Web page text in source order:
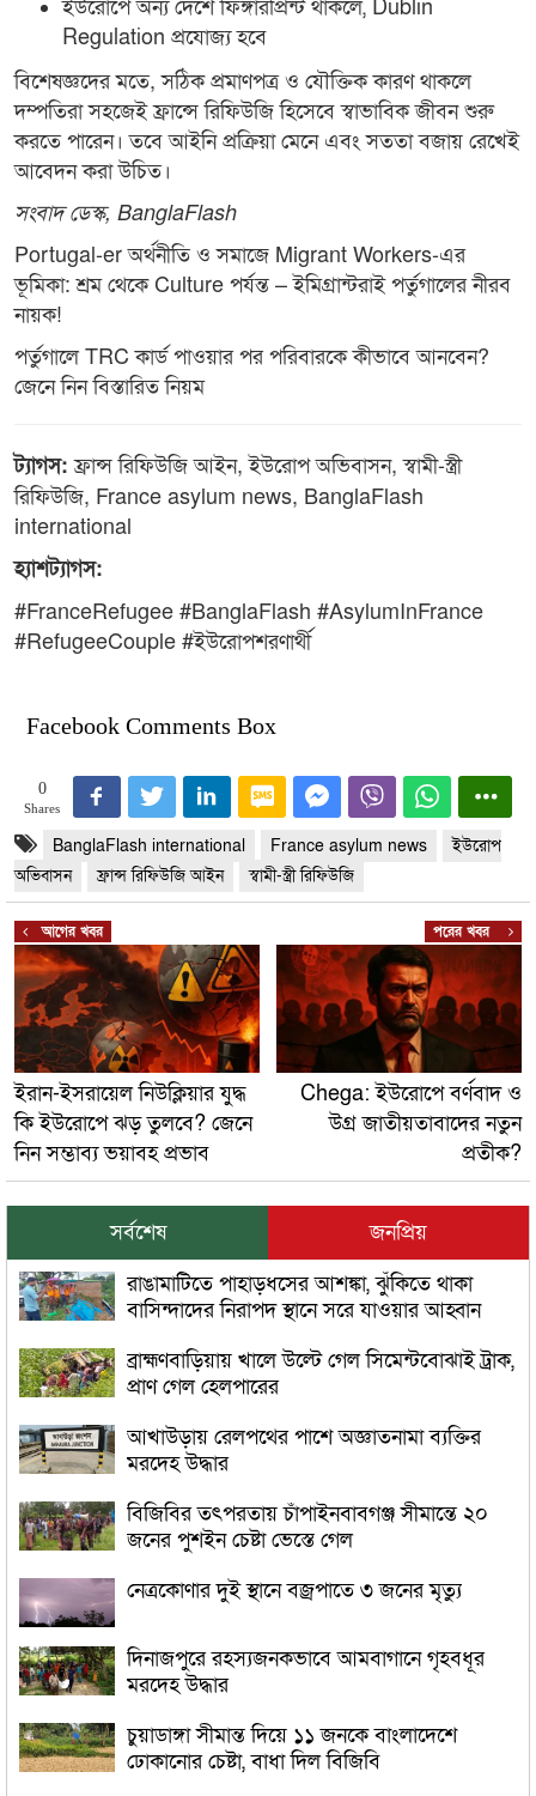
ইউরোপে অন্য দেশে ফিঙ্গারপ্রিন্ট থাকলে, Dublin
Regulation প্রযোজ্য হবে
বিশেষজ্ঞদের মতে, সঠিক প্রমাণপত্র ও যৌক্তিক কারণ থাকলে
দম্পতিরা সহজেই ফ্রান্সে রিফিউজি হিসেবে স্বাভাবিক জীবন শুরু
করতে পারেন। তবে আইনি প্রক্রিয়া মেনে এবং সততা বজায় রেখেই
আবেদন করা উচিত।
সংবাদ ডেস্ক, BanglaFlash
Portugal-er অর্থনীতি ও সমাজে Migrant Workers-এর
ভূমিকা: শ্রম থেকে Culture পর্যন্ত – ইমিগ্রান্টরাই পর্তুগালের নীরব
নায়ক!
পর্তুগালে TRC কার্ড পাওয়ার পর পরিবারকে কীভাবে আনবেন?
জেনে নিন বিস্তারিত নিয়ম
ট্যাগস:ফ্রান্স রিফিউজি আইন, ইউরোপ অভিবাসন, স্বামী-স্ত্রী
রিফিউজি, France asylum news, BanglaFlash
international
হ্যাশট্যাগস:
#FranceRefugee #BanglaFlash #AsylumInFrance
#RefugeeCouple #ইউরোপশরণার্থী
Facebook Comments Box
0
Shares
BanglaFlash international France asylum news
ইউরোপ
অভিবাসন
ফ্রান্স রিফিউজি আইন স্বামী-স্ত্রী রিফিউজি
আগের খবর
ইরান-ইসরায়েল নিউক্লিয়ার যুদ্ধ
কি ইউরোপে ঝড় তুলবে? জেনে
নিন সম্ভাব্য ভয়াবহ প্রভাব
পরের খবর
Chega: ইউরোপে বর্ণবাদ ও
উগ্র জাতীয়তাবাদের নতুন
প্রতীক?
সর্বশেষ
জনপ্রিয়
রাঙামাটিতে পাহাড়ধসের আশঙ্কা, ঝুঁকিতে থাকা
বাসিন্দাদের নিরাপদ স্থানে সরে যাওয়ার আহ্বান
ব্রাহ্মণবাড়িয়ায় খালে উল্টে গেল সিমেন্টবোঝাই ট্রাক,
প্রাণ গেল হেলপারের
আখাউড়ায় রেলপথের পাশে অজ্ঞাতনামা ব্যক্তির
মরদেহ উদ্ধার
বিজিবির তৎপরতায় চাঁপাইনবাবগঞ্জ সীমান্তে ২০
জনের পুশইন চেষ্টা ভেস্তে গেল
নেত্রকোণার দুই স্থানে বজ্রপাতে ৩ জনের মৃত্যু
দিনাজপুরে রহস্যজনকভাবে আমবাগানে গৃহবধূর
মরদেহ উদ্ধার
চুয়াডাঙ্গা সীমান্ত দিয়ে ১১ জনকে বাংলাদেশে
ঢোকানোর চেষ্টা, বাধা দিল বিজিবি